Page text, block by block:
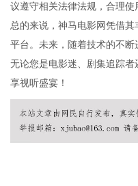
议遵守相关法律法规，合理
总的来说，神马电影网凭借
平台。未来，随着技术的不
无论您是电影迷、剧集追踪
享视听盛宴！